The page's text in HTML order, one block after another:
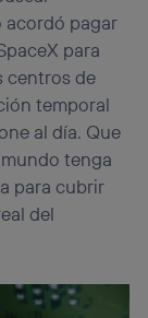
acordó pagar
para
centros de
temporal
al día. Que
tenga
para cubrir
del